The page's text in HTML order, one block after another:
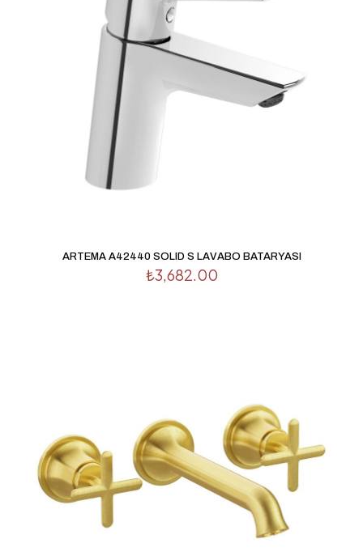
ARTEMA A42440 SOLID S LAVABO BATARYASI
₺3,682.00